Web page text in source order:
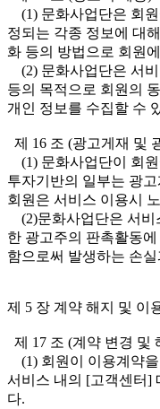
(1) 문화사업단은 회
정되는 각종 정보에 대
화 등의 방법으로 회원
(2) 문화사업단은 서
등의 목적으로 회원의
개인 정보를 수집할 수
제 16 조 (광고게재 및
(1) 문화사업단이 회
투자기반의 일부는 광
회원은 서비스 이용시
(2)문화사업단은 서비
한 광고주의 판촉활동
함으로써 발생하는 손
제 5 장 계약 해지 및 이
제 17 조 (계약 변경 및
(1) 회원이 이용계약을
서비스 내의 [고객센터]
다.